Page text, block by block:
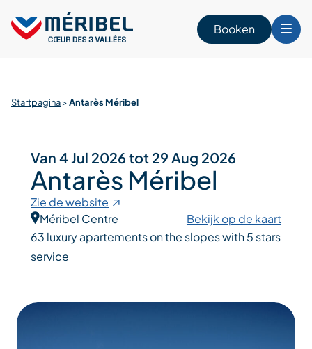
content
Booken
Startpagina>Antarès Méribel
Van 4 Jul 2026 tot 29 Aug 2026
Antarès Méribel
Zie de website
Méribel Centre
Bekijk op de kaart
63 luxury apartements on the slopes with 5 stars
service